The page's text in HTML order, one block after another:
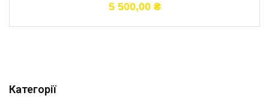
Категорії
5 500,00 ₴